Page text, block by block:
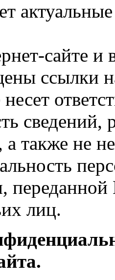
сайте
ссылки
также не
лиц.